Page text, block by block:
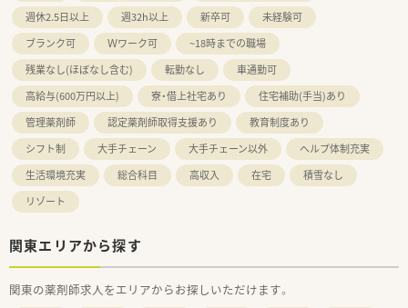
週休2.5日以上
週32h以上 新卒可
未経験可
ブランク可
Ｗワーク可
~18時までの職場
残業なし(ほぼなし含む)
転勤なし
車通勤可
高給与(600万円以上)
寮・借上社宅あり
住宅補助(手当)あり
管理薬剤師
認定薬剤師取得支援あり
教育制度あり
シフト制
大手チェーン 大手チェーン以外
ヘルプ体制充実
生活環境充実
総合科目 高収入 在宅
積雪なし
リゾート
関東エリアから探す
関東の薬剤師求人をエリアからお探しいただけます。